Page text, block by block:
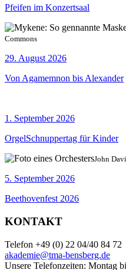
Pfeifen im Konzertsaal
Commons
29. August 2026
Von Agamemnon bis Alexander
1. September 2026
OrgelSchnuppertag für Kinder
John
5. September 2026
Beethovenfest 2026
KONTAKT
Telefon +49 (0) 22 04/40 84 72
akademie@tma-bensberg.de
Unsere Telefonzeiten: Montag